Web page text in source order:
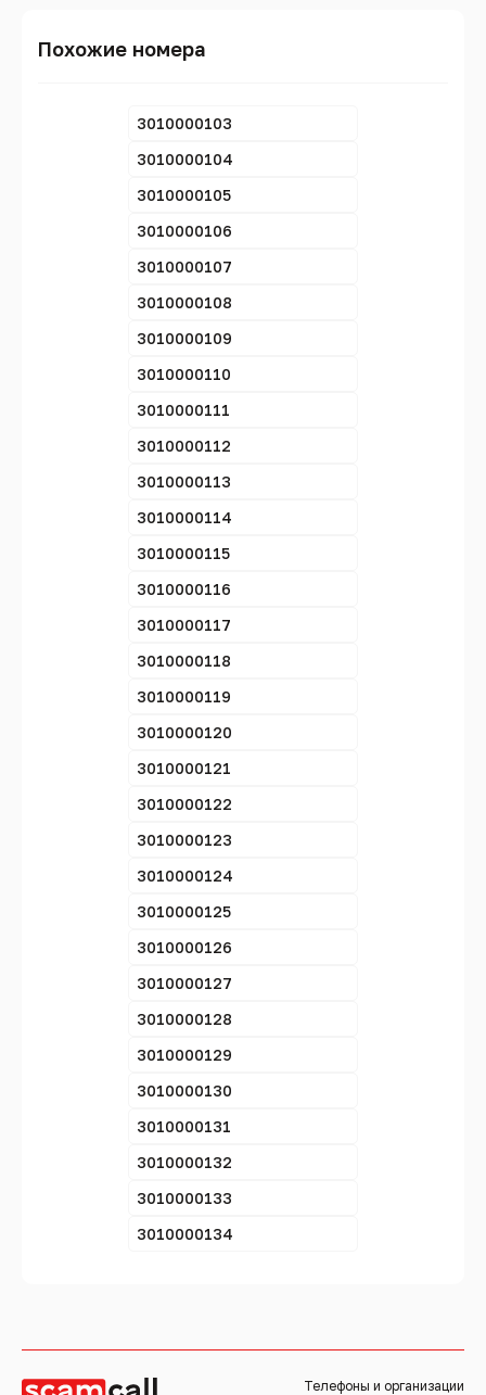
Похожие номера
3010000103
3010000104
3010000105
3010000106
3010000107
3010000108
3010000109
3010000110
3010000111
3010000112
3010000113
3010000114
3010000115
3010000116
3010000117
3010000118
3010000119
3010000120
3010000121
3010000122
3010000123
3010000124
3010000125
3010000126
3010000127
3010000128
3010000129
3010000130
3010000131
3010000132
3010000133
3010000134
Телефоны и организации